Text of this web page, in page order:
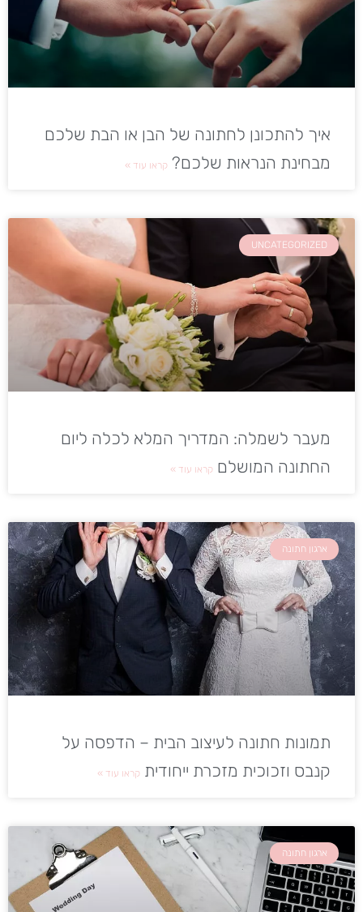
איך להתכונן לחתונה של הבן או הבת שלכם
מבחינת הנראות שלכם? קראו עוד »
UNCATEGORIZED
מעבר לשמלה: המדריך המלא לכלה ליום
החתונה המושלם קראו עוד »
ארגון חתונה
תמונות חתונה לעיצוב הבית – הדפסה על
קנבס וזכוכית מזכרת ייחודית קראו עוד »
ארגון חתונה